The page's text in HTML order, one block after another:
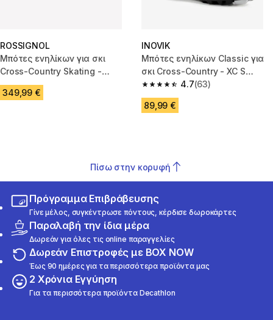
ROSSIGNOL
Μπότες ενηλίκων για σκι
Cross-Country Skating -
ROSSIGNOL X-IUM
349,99 €
INOVIK
Μπότες ενηλίκων Classic για
σκι Cross-Country - XC S
ΜΠΟΤΕΣ 150
4.7
4.7 out of 5 stars from 63
(63)
89,99 €
Πίσω στην κορυφή
Πρόγραμμα Επιβράβευσης
Γίνε μέλος, συγκέντρωσε πόντους, κέρδισε δωροκάρτες
Παραλαβή την ίδια μέρα
Δωρεάν για όλες τις online παραγγελίες
Δωρεάν Επιστροφές με BOX NOW
Έως 90 ημέρες για τα περισσότερα προϊόντα μας
2 Χρόνια Εγγύηση
Για τα περισσότερα προϊόντα Decathlon